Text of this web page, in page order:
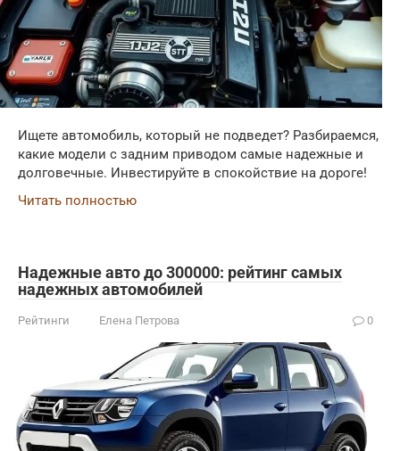
Ищете автомобиль, который не подведет? Разбираемся,
какие модели с задним приводом самые надежные и
долговечные. Инвестируйте в спокойствие на дороге!
Читать полностью
Надежные авто до 300000: рейтинг самых
надежных автомобилей
Рейтинги Елена Петрова 0